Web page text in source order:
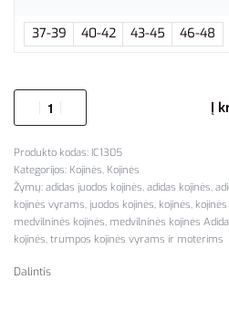
37-39 40-42 43-45 46-48
Į
IC1305
Kategorijos: Kojinės, Kojinės
Žymų: adidas juodos kojinės, adidas kojinės,
kojinės vyrams, juodos kojinės, kojinės,
medvilninės kojinės, medvilninės kojinės
kojinės, trumpos kojinės vyrams ir moterims
Dalintis